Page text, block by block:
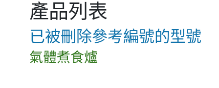
產品列表
已被刪除參考編號的型號
氣體煮食爐